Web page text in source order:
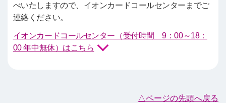
べいたしますので、イオンカードコールセンターまでご
連絡ください。
イオンカードコールセンター（受付時間 9：00～18：
00 年中無休）はこちら
△ページの先頭へ戻る